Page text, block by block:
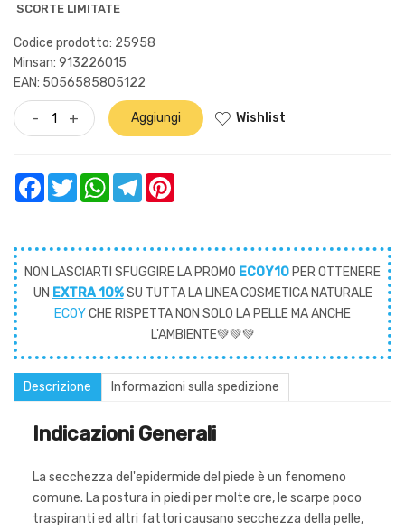
SCORTE LIMITATE
Codice prodotto: 25958
Minsan: 913226015
EAN: 5056585805122
- + Aggiungi Wishlist
FacebookTwitterWhatsAppTelegram
NON LASCIARTI SFUGGIRE LA PROMO ECOY10 PER OTTENERE
UN EXTRA 10%SU TUTTA LA LINEA COSMETICA NATURALE
ECOYCHE RISPETTA NON SOLO LA PELLE MA ANCHE
L'AMBIENTE💚💚💚
Descrizione Informazioni sulla spedizione
Indicazioni Generali
La secchezza del'epidermide del piede è un fenomeno
comune. La postura in piedi per molte ore, le scarpe poco
traspiranti ed altri fattori causano secchezza della pelle,